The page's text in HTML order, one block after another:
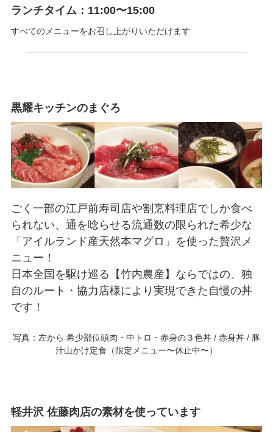
ランチタイム：11:00〜15:00
すべてのメニューをお召し上がりいただけます
黒耀キッチンのまぐろ
ごく一部の江戸前寿司店や割烹料理店でしか食べ
られない、通を唸らせる流通数の限られた希少な
「アイルランド産天然本マグロ」を使った贅沢メ
ニュー！
日本全国を駆け巡る【竹内農産】ならではの、独
自のルート・協力店様により実現できた自慢の丼
です！
写真：左から 希少部位頭肉・中トロ・赤身の３色丼 / 赤身丼 / 豚
汁山かけ定食（限定メニュー〜休止中〜）
軽井沢 佐藤肉店の素材を使っています